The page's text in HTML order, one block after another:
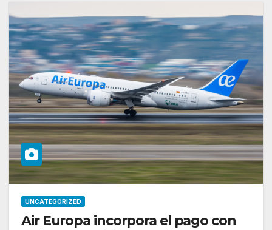
UNCATEGORIZED
Air Europa incorpora el pago con